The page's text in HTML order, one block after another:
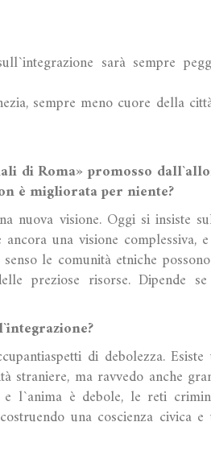
sarà sempre
sempre meno cuore della
di Roma» promosso
è migliorata per niente?
nuova visione. Oggi si insiste
una visione complessiva,
le comunità etniche
preziose risorse. Dipende
di debolezza. Esiste
straniere, ma ravvedo anche
l`anima è debole, le reti
una coscienza civica e